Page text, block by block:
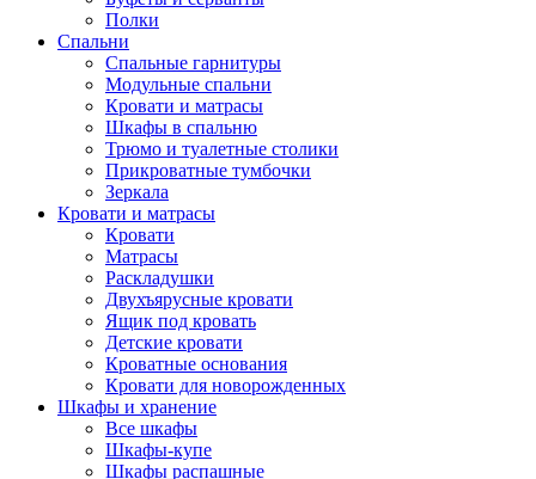
Полки
Спальни
Спальные гарнитуры
Модульные спальни
Кровати и матрасы
Шкафы в спальню
Трюмо и туалетные столики
Прикроватные тумбочки
Зеркала
Кровати и матрасы
Кровати
Матрасы
Раскладушки
Двухъярусные кровати
Ящик под кровать
Детские кровати
Кроватные основания
Кровати для новорожденных
Шкафы и хранение
Все шкафы
Шкафы-купе
Шкафы распашные